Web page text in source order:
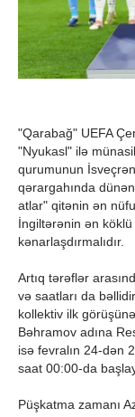
"Qarabağ" UEFA
"Nyukasl" ilə
qurumunun
qərargahında
atlar" qitənin ən
İngiltərənin ən
kənarlaşdırmalıdır.
Artıq tərəflər
və saatları da
kollektiv ilk
Bəhramov adına
isə fevralın 24-dən
saat 00:00-da
Püşkatma zamanı